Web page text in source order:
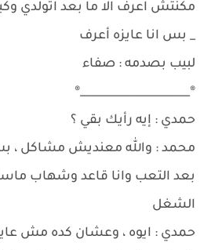
مكنتش اعرف الا ما بعد اتولدي
_ بس انا عايزه أعرف
لبيب بصدمه : صفاء
®____________________®
حمدي : إيه رأيك بقي ؟
محمد : والله معنديش مشاكل ،
بعد التعب وانا قاعد وشهاب
الشغل
حمدي : ايوه ، وعشان كده مش